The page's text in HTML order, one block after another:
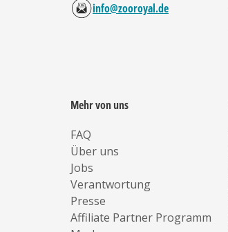
info@zooroyal.de
Mehr von uns
FAQ
Über uns
Jobs
Verantwortung
Presse
Affiliate Partner Programm